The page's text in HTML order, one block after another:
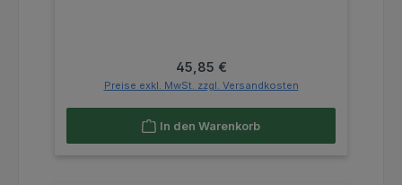
Regulärer Preis:
45,85 €
Preise exkl. MwSt. zzgl. Versandkosten
In den Warenkorb